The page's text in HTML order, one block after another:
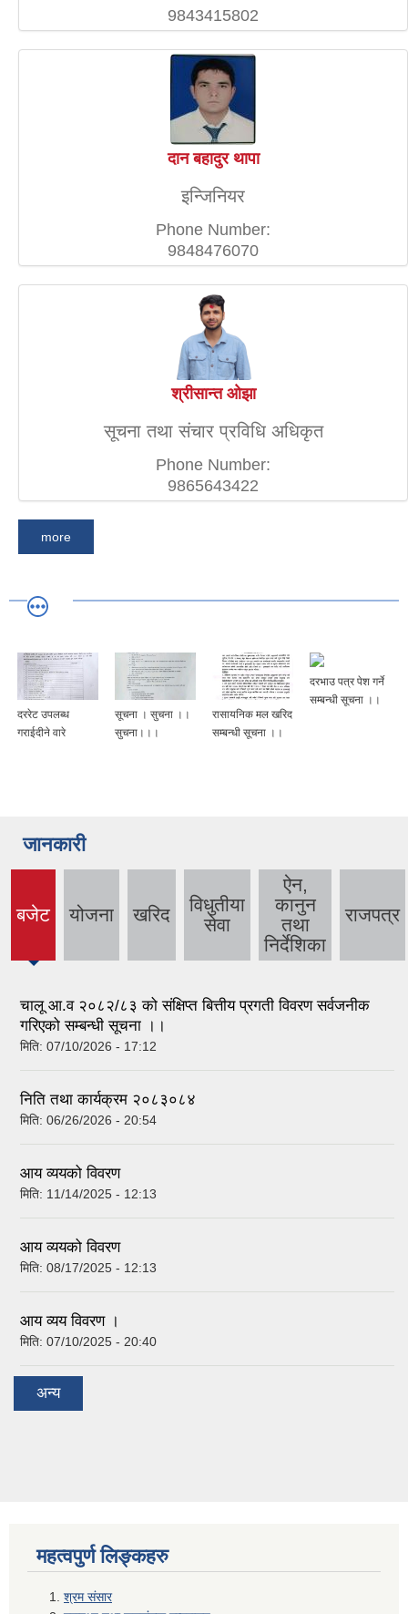
9843415802
दान बहादुर थापा
इन्जिनियर
Phone Number:
9848476070
श्रीसान्त ओझा
सूचना तथा संचार प्रविधि अधिकृत
Phone Number:
9865643422
more
दररेट उपलब्ध
गराईदीने वारे
सूचना । सुचना ।।
सुचना।।।
रासायनिक मल खरिद
सम्बन्धी सूचना ।।
दरभाउ पत्र पेश गर्ने
सम्बन्धी सूचना ।।
जानकारी
बजेट
(active
योजना खरिद
विधुतीया
सेवा
ऐन,
कानुन
तथा
निर्देशिका
राजपत्र
चालू आ.व २०८२/८३ को संक्षिप्त बित्तीय प्रगती विवरण सर्वजनीक
गरिएको सम्बन्धी सूचना ।।
मिति: 07/10/2026 - 17:12
निति तथा कार्यक्रम २०८३०८४
मिति: 06/26/2026 - 20:54
आय व्ययको विवरण
मिति: 11/14/2025 - 12:13
आय व्ययको विवरण
मिति: 08/17/2025 - 12:13
आय व्यय विवरण ।
मिति: 07/10/2025 - 20:40
अन्य
महत्वपुर्ण लिङ्कहरु
श्रम संसार